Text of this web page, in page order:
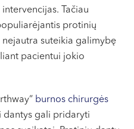
Tačiau
protinių
suteikia galimybę
pacientui jokio
burnos chirurgės
dantys gali pridaryti